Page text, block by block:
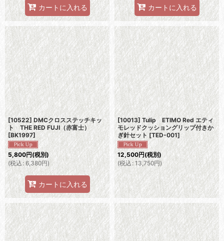
カートに入れる カートに入れる
[10522] DMCクロスステッチキッ
ト THE RED FUJI（赤富士）
[BK1997]
5,800円(税別)
(税込 : 6,380円)
カートに入れる
[10013] Tulip ETIMO Red エティ
モレッドクッショングリップ付きか
ぎ針セット [TED-001]
12,500円(税別)
(税込: 13,750円)